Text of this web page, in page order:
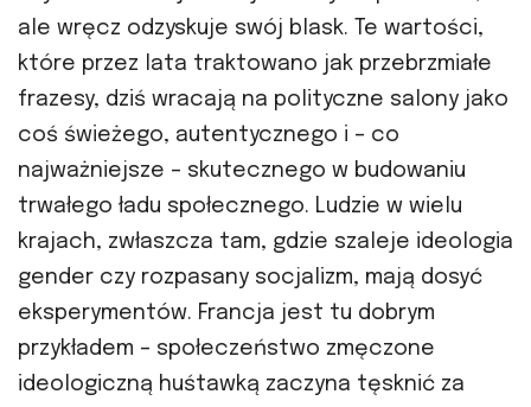
ale wręcz odzyskuje swój blask. Te wartości,
które przez lata traktowano jak przebrzmiałe
frazesy, dziś wracają na polityczne salony jako
coś świeżego, autentycznego i – co
najważniejsze – skutecznego w budowaniu
trwałego ładu społecznego. Ludzie w wielu
krajach, zwłaszcza tam, gdzie szaleje ideologia
gender czy rozpasany socjalizm, mają dosyć
eksperymentów. Francja jest tu dobrym
przykładem – społeczeństwo zmęczone
ideologiczną huśtawką zaczyna tęsknić za